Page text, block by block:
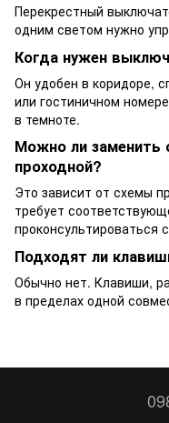
Перекрестный
одним светом нужно
Когда нужен
Он удобен в коридоре,
или гостиничном
в темноте.
Можно ли заменить
проходной?
Это зависит от схемы
требует
проконсультироваться
Подходят ли
Обычно нет. Клавиши,
в пределах одной